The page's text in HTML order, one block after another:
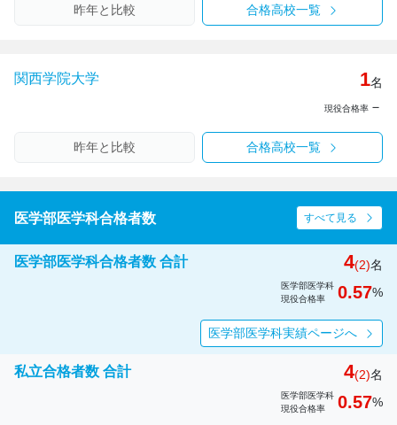
昨年と比較 合格高校一覧
関西学院大学 1名
現役合格率 －
昨年と比較 合格高校一覧
医学部医学科合格者数 すべて見る
医学部医学科合格者数 合計 4(2)名
医学部医学科
現役合格率
0.57%
医学部医学科実績ページへ
私立合格者数 合計 4(2)名
医学部医学科
現役合格率
0.57%